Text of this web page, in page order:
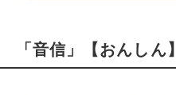
「音信」【おんしん】